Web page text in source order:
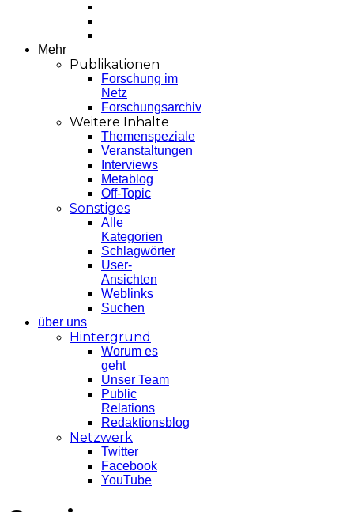
Mehr
Publikationen
Forschung im
Netz
Forschungsarchiv
Weitere Inhalte
Themenspeziale
Veranstaltungen
Interviews
Metablog
Off-Topic
Sonstiges
Alle
Kategorien
Schlagwörter
User-
Ansichten
Weblinks
Suchen
über uns
Hintergrund
Worum es
geht
Unser Team
Public
Relations
Redaktionsblog
Netzwerk
Twitter
Facebook
YouTube